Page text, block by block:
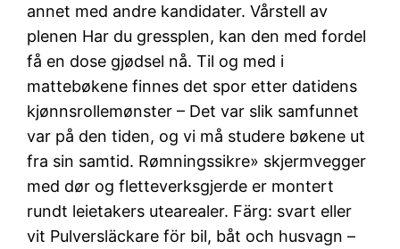
annet med andre kandidater. Vårstell av
plenen Har du gressplen, kan den med fordel
få en dose gjødsel nå. Til og med i
mattebøkene finnes det spor etter datidens
kjønnsrollemønster – Det var slik samfunnet
var på den tiden, og vi må studere bøkene ut
fra sin samtid. Rømningssikre» skjermvegger
med dør og fletteverksgjerde er montert
rundt leietakers utearealer. Färg: svart eller
vit Pulversläckare för bil, båt och husvagn –